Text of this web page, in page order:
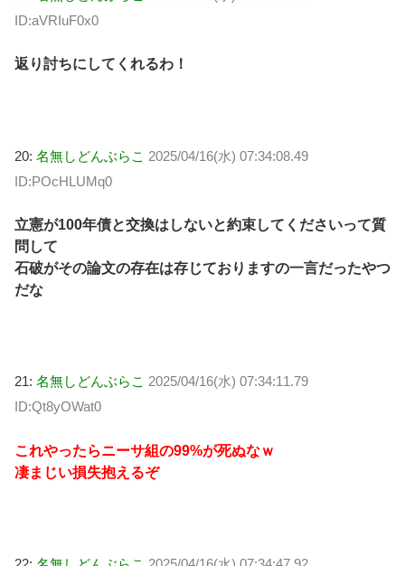
ID:aVRIuF0x0
返り討ちにしてくれるわ！
20: 名無しどんぶらこ 2025/04/16(水) 07:34:08.49
ID:POcHLUMq0
立憲が100年債と交換はしないと約束してくださいって質
問して
石破がその論文の存在は存じておりますの一言だったやつ
だな
21: 名無しどんぶらこ 2025/04/16(水) 07:34:11.79
ID:Qt8yOWat0
これやったらニーサ組の99%が死ぬなｗ
凄まじい損失抱えるぞ